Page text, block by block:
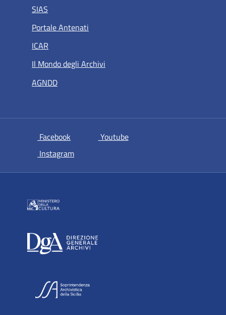
SIAS
Portale Antenati
ICAR
Il Mondo degli Archivi
AGNDD
Facebook si apre in una nuova scheda
Youtubesi apre in una nuova scheda
Instagramsi apre in una nuova scheda